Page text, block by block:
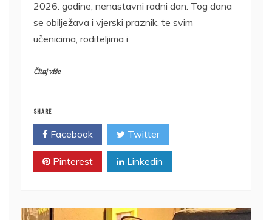
2026. godine, nenastavni radni dan. Tog dana
se obilježava i vjerski praznik, te svim
učenicima, roditeljima i
Čitaj više
SHARE
Facebook Twitter
Pinterest Linkedin